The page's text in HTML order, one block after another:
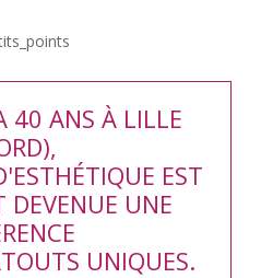
40 ANS À LILLE
EST
DEVENUE UNE
UNIQUES.